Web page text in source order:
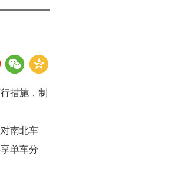
措施，制
南北车
单车分